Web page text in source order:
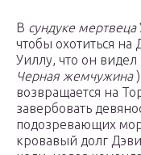
В сундуке мертвеца
чтобы охотиться
Уиллу, что он
Черная жемчужина)
возвращается на
завербовать
подозревающих
кровавый долг